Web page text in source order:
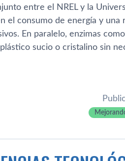
entre el NREL y la
el consumo de energía y
En paralelo, enzimas
sucio o cristalino sin